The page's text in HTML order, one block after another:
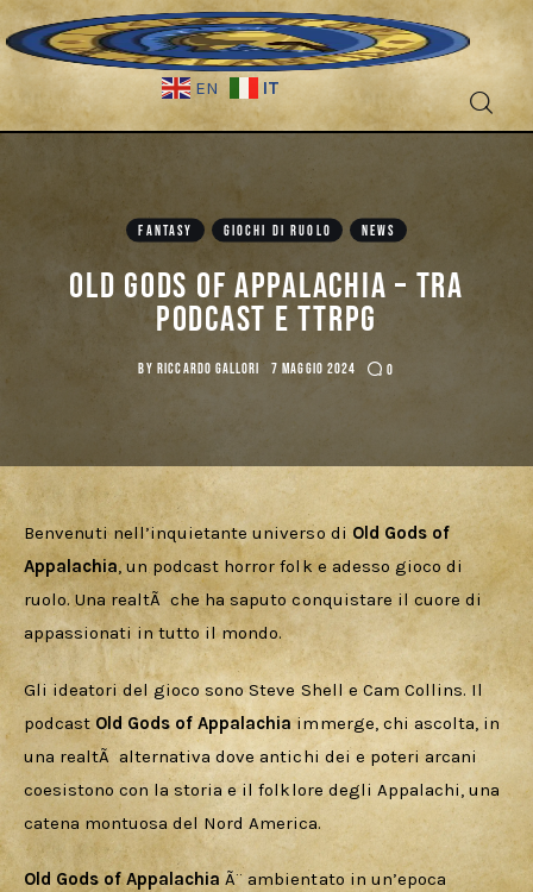
EN IT
Fantasy
Games
Cercatori
Download
FANTASY GIOCHI DI RUOLO NEWS
Old Gods of Appalachia – Tra
podcast e Ttrpg
BY RICCARDO GALLORI 7 MAGGIO 2024 0
Benvenuti nell’inquietante universo di Old Gods of
Appalachia, un podcast horror folk e adesso gioco di
ruolo. Una realtÃ  che ha saputo conquistare il cuore di
appassionati in tutto il mondo.
Gli ideatori del gioco sono Steve Shell e Cam Collins. Il
podcast Old Gods of Appalachia immerge, chi ascolta, in
una realtÃ  alternativa dove antichi dei e poteri arcani
coesistono con la storia e il folklore degli Appalachi, una
catena montuosa del Nord America.
Old Gods of Appalachia Ã¨ ambientato in un’epoca